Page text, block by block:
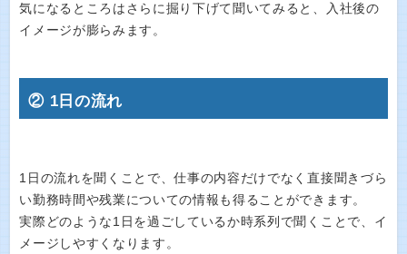
気になるところはさらに掘り下げて聞いてみると、入社後の
イメージが膨らみます。
② 1日の流れ
1日の流れを聞くことで、仕事の内容だけでなく直接聞きづら
い勤務時間や残業についての情報も得ることができます。
実際どのような1日を過ごしているか時系列で聞くことで、イ
メージしやすくなります。